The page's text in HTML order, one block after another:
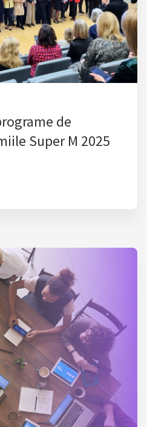
de
Super M 2025